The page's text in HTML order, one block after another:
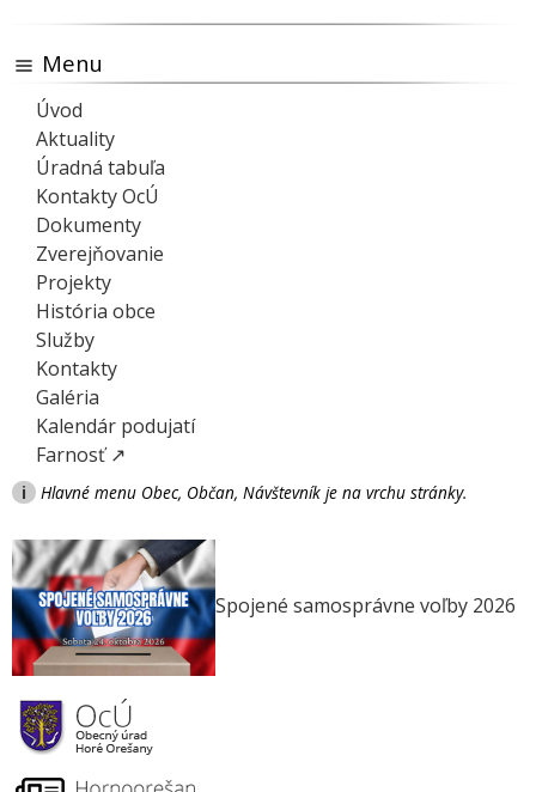
Menu
Úvod
Aktuality
Úradná tabuľa
Kontakty OcÚ
Dokumenty
Zverejňovanie
Projekty
História obce
Služby
Kontakty
Galéria
Kalendár podujatí
Farnosť ↗
i Hlavné menu Obec, Občan, Návštevník je na vrchu stránky.
Spojené samosprávne voľby 2026